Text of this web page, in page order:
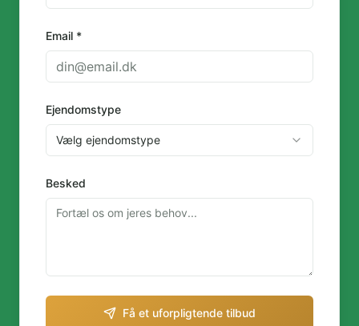
Email *
Ejendomstype
Vælg ejendomstype
Besked
Få et uforpligtende tilbud